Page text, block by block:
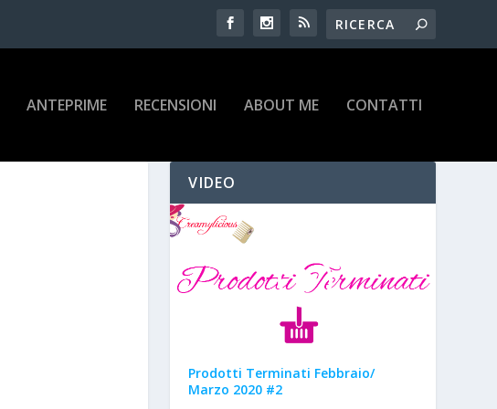
ANTEPRIME RECENSIONI ABOUT ME CONTATTI
VIDEO
Prodotti Terminati Febbraio/
Marzo 2020 #2